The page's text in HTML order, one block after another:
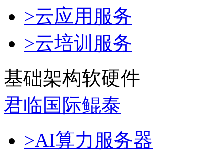
>云应用服务
>云培训服务
基础架构软硬件
君临国际鲲泰
>AI算力服务器